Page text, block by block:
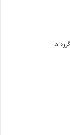
ها